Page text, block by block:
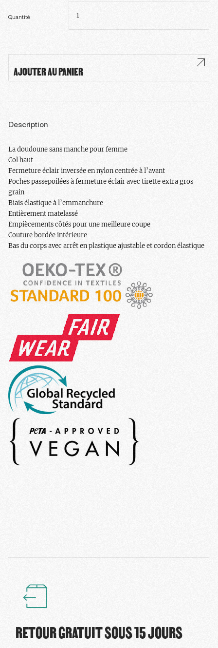
Quantité
quantité
Doudoune
sans
AJOUTER AU PANIER
Description
La doudoune sans manche pour femme
Col haut
Fermeture éclair inversée en nylon centrée à l’avant
Poches passepoilées à fermeture éclair avec tirette extra gros
grain
Biais élastique à l’emmanchure
Entièrement matelassé
Empiècements côtés pour une meilleure coupe
Couture bordée intérieure
Bas du corps avec arrêt en plastique ajustable et cordon élastique
RETOUR GRATUIT SOUS 15 JOURS